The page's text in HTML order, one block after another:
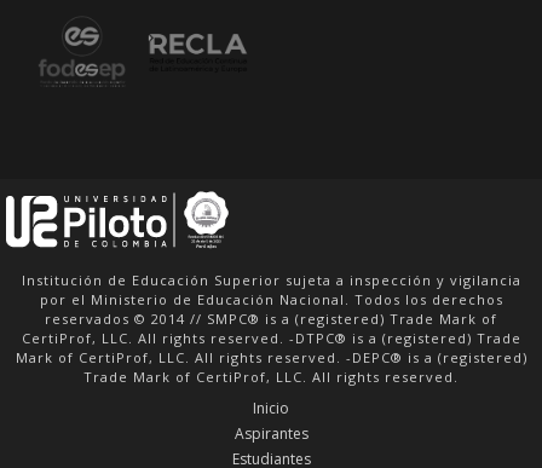
Institución de Educación Superior sujeta a inspección y vigilancia
por el Ministerio de Educación Nacional. Todos los derechos
reservados © 2014 // SMPC® is a (registered) Trade Mark of
CertiProf, LLC. All rights reserved. -DTPC® is a (registered) Trade
Mark of CertiProf, LLC. All rights reserved. -DEPC® is a (registered)
Trade Mark of CertiProf, LLC. All rights reserved.
Inicio
Aspirantes
Estudiantes